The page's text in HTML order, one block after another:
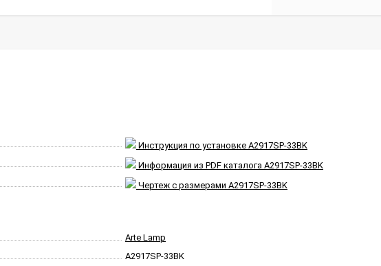
Инструкция по установке A2917SP-33BK
Информация из PDF каталога A2917SP-33BK
Чертеж с размерами A2917SP-33BK
Arte Lamp
A2917SP-33BK